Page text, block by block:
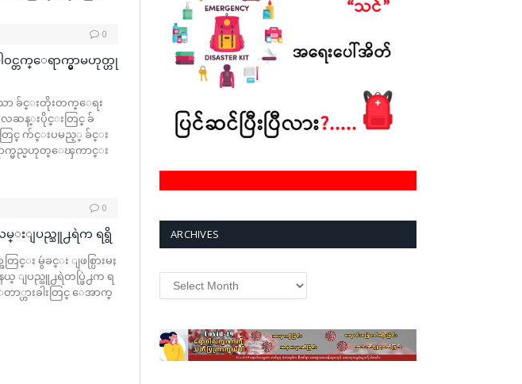
0
င္တက္ေရာက္မွာမဟုတ္ဟု
ာ ခ်င္းတိုးတက္ေရး
လဆန္းပိုင္းတြင္ ခ်
တြင္ က်င္းပမည့္ ခ်င္း
ာက္မည္မဟုတ္ေၾကာင္း
0
းျပည္သူ႕ရဲက ရရွိ
င္း မွဴခင္း ျဖစ္ပြားမႈ
ပည္သူ႕ရဲတပ္ဖြဲ႕က ရ
ဟားခါးတြင္ ေအာက္
ARCHIVES
Archives